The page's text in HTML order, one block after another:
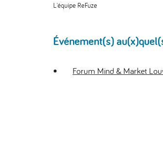
L'équipe ReFuze
Événement(s)
Forum Mind & Market